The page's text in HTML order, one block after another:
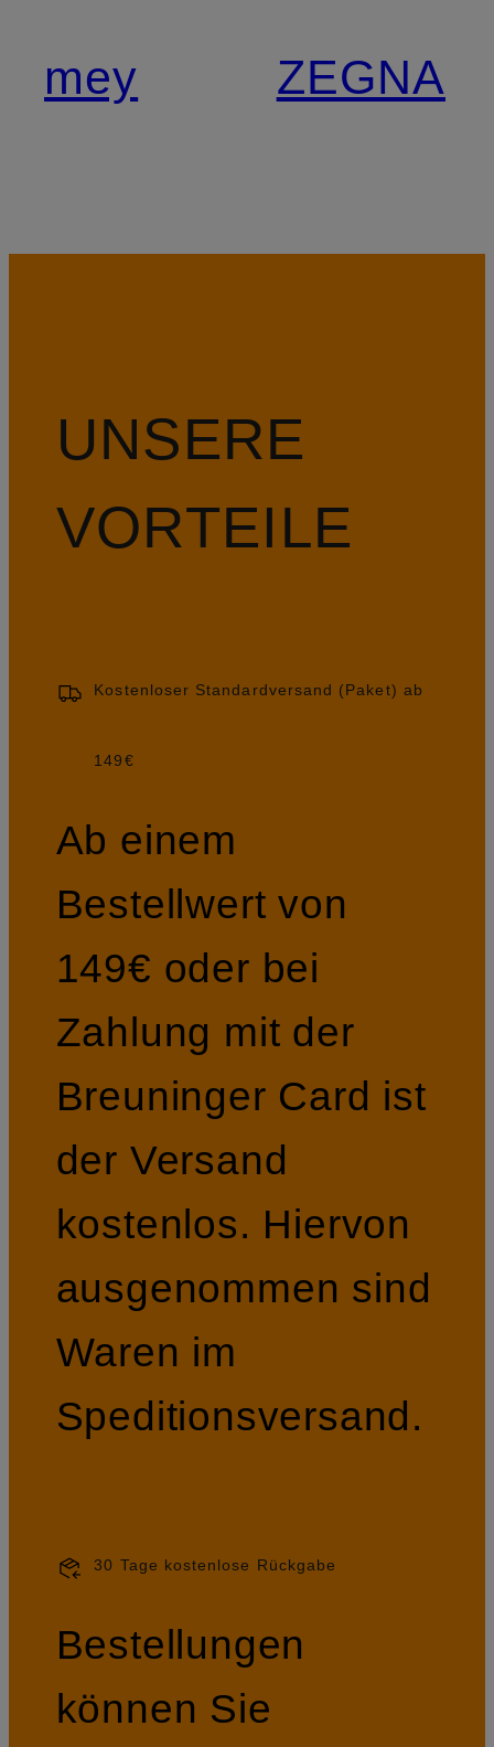
mey ZEGNA
UNSERE
VORTEILE
Kostenloser Standardversand (Paket) ab
149€
Ab einem
Bestellwert von
149€ oder bei
Zahlung mit der
Breuninger Card ist
der Versand
kostenlos. Hiervon
ausgenommen sind
Waren im
Speditionsversand.
30 Tage kostenlose Rückgabe
Bestellungen
können Sie